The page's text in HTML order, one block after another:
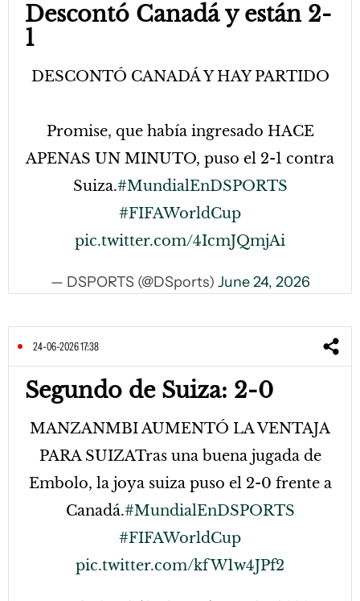
Descontó Canadá y están 2-
1
DESCONTÓ CANADÁ Y HAY PARTIDO
Promise, que había ingresado HACE
APENAS UN MINUTO, puso el 2-1 contra
Suiza.#MundialEnDSPORTS
#FIFAWorldCup
pic.twitter.com/4IcmJQmjAi
— DSPORTS (@DSports) June 24, 2026
24-06-2026 17:38
Segundo de Suiza: 2-0
MANZANMBI AUMENTÓ LA VENTAJA
PARA SUIZATras una buena jugada de
Embolo, la joya suiza puso el 2-0 frente a
Canadá.#MundialEnDSPORTS
#FIFAWorldCup
pic.twitter.com/kfW1w4JPf2